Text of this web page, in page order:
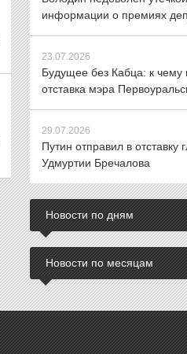
информации о премиях
23.07.2026
Будущее без Кабца: к чему
отставка мэра
29.07.2026
Путин отправил в отставку
Удмуртии Бречалова
Новости по дням
Новости по месяцам